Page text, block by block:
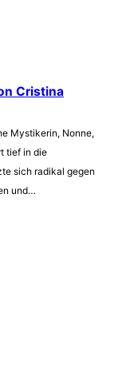
Cristina
Mystikerin, Nonne,
tief in die
sich radikal gegen
und…